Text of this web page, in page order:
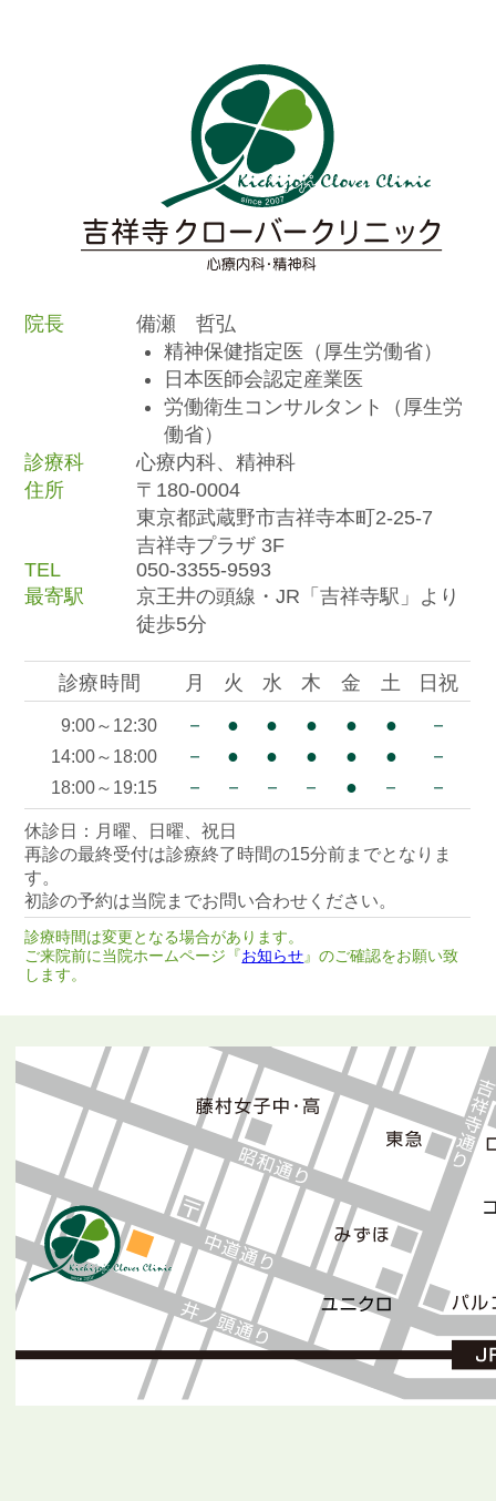
院長
備瀬 哲弘
精神保健指定医（厚生労働省）
日本医師会認定産業医
労働衛生コンサルタント（厚生労
働省）
診療科
心療内科、精神科
住所
〒180-0004
東京都武蔵野市吉祥寺本町2-25-7
吉祥寺プラザ 3F
TEL
050-3355-9593
最寄駅
京王井の頭線・JR「吉祥寺駅」より
徒歩5分
休診日：月曜、日曜、祝日
再診の最終受付は診療終了時間の15分前までとなりま
す。
初診の予約は当院までお問い合わせください。
診療時間 月 火 水 木 金 土 日祝
9:00～12:30 － ● ● ● ● ● －
14:00～18:00 － ● ● ● ● ● －
18:00～19:15 － － － － ● － －
診療時間は変更となる場合があります。
ご来院前に当院ホームページ『お知らせ 』のご確認をお願い致
します。